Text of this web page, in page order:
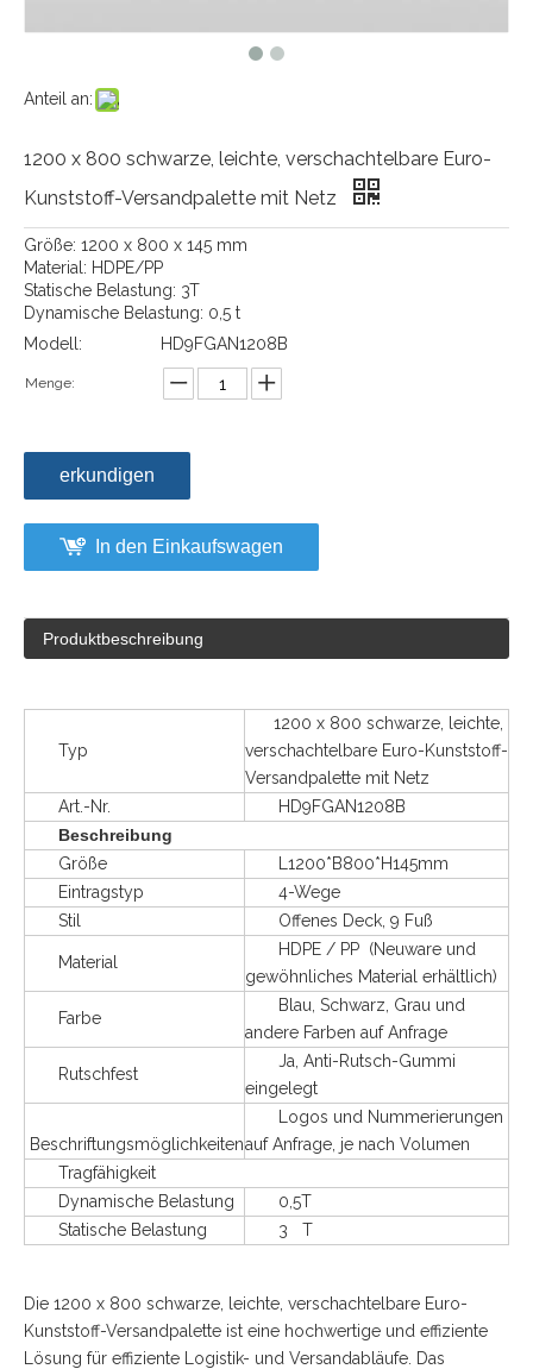
Anteil an:
1200 x 800 schwarze, leichte, verschachtelbare Euro-
Kunststoff-Versandpalette mit Netz
Größe: 1200 x 800 x 145 mm
Material: HDPE/PP
Statische Belastung: 3T
Dynamische Belastung: 0,5 t
Modell:
HD9FGAN1208B
Menge:
erkundigen
In den Einkaufswagen
Produktbeschreibung
Typ
1200 x 800 schwarze, leichte,
verschachtelbare Euro-Kunststoff-
Versandpalette mit Netz
Art.-Nr.
HD9FGAN1208B
Beschreibung
Größe
L1200*B800*H145mm
Eintragstyp
4-Wege
Stil
Offenes Deck, 9 Fuß
Material
HDPE / PP (Neuware und
gewöhnliches Material erhältlich)
Farbe
Blau, Schwarz, Grau und
andere Farben auf Anfrage
Rutschfest
Ja, Anti-Rutsch-Gummi
eingelegt
Beschriftungsmöglichkeiten
Logos und Nummerierungen
auf Anfrage, je nach Volumen
Tragfähigkeit
Dynamische Belastung
0,5T
Statische Belastung
3 T
Die 1200 x 800 schwarze, leichte, verschachtelbare Euro-
Kunststoff-Versandpalette ist eine hochwertige und effiziente
Lösung für effiziente Logistik- und Versandabläufe. Das